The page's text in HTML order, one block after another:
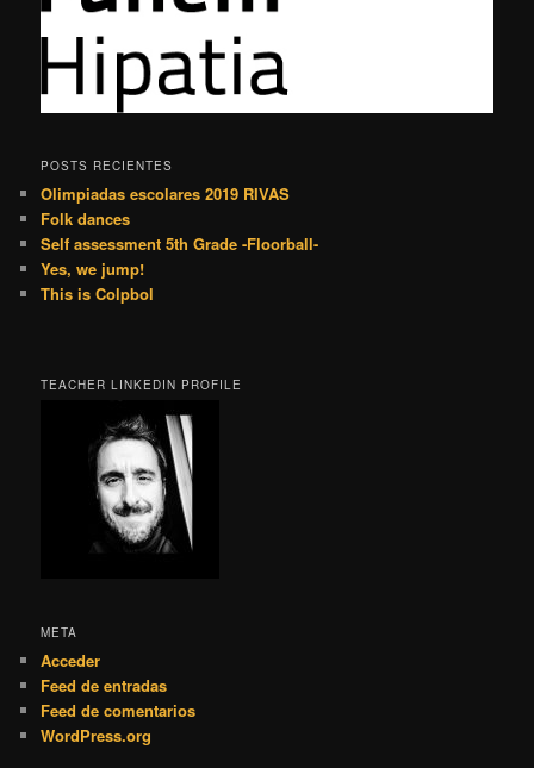
POSTS RECIENTES
Olimpiadas escolares 2019 RIVAS
Folk dances
Self assessment 5th Grade -Floorball-
Yes, we jump!
This is Colpbol
TEACHER LINKEDIN PROFILE
META
Acceder
Feed de entradas
Feed de comentarios
WordPress.org